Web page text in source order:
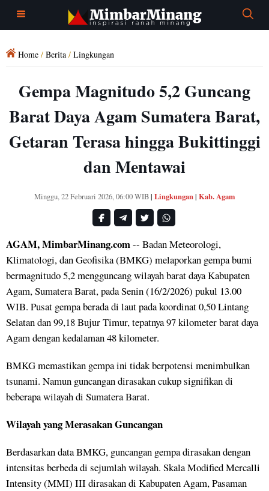
Home / Berita / Lingkungan
Gempa Magnitudo 5,2 Guncang
Barat Daya Agam Sumatera Barat,
Getaran Terasa hingga Bukittinggi
dan Mentawai
Minggu, 22 Februari 2026, 06:00 WIB| Lingkungan| Kab. Agam
AGAM, MimbarMinang.com-- Badan Meteorologi,
Klimatologi, dan Geofisika (BMKG) melaporkan gempa bumi
bermagnitudo 5,2 mengguncang wilayah barat daya Kabupaten
Agam, Sumatera Barat, pada Senin (16/2/2026) pukul 13.00
WIB. Pusat gempa berada di laut pada koordinat 0,50 Lintang
Selatan dan 99,18 Bujur Timur, tepatnya 97 kilometer barat daya
Agam dengan kedalaman 48 kilometer.
BMKG memastikan gempa ini tidak berpotensi menimbulkan
tsunami. Namun guncangan dirasakan cukup signifikan di
beberapa wilayah di Sumatera Barat.
Wilayah yang Merasakan Guncangan
Berdasarkan data BMKG, guncangan gempa dirasakan dengan
intensitas berbeda di sejumlah wilayah. Skala Modified Mercalli
Intensity (MMI) III dirasakan di Kabupaten Agam, Pasaman